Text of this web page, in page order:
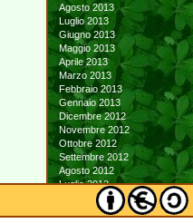
Agosto 2013
Luglio 2013
Giugno 2013
Maggio 2013
Aprile 2013
Marzo 2013
Febbraio 2013
Gennaio 2013
Dicembre 2012
Novembre 2012
Ottobre 2012
Settembre 2012
Agosto 2012
Luglio 2012
Giugno 2012
Maggio 2012